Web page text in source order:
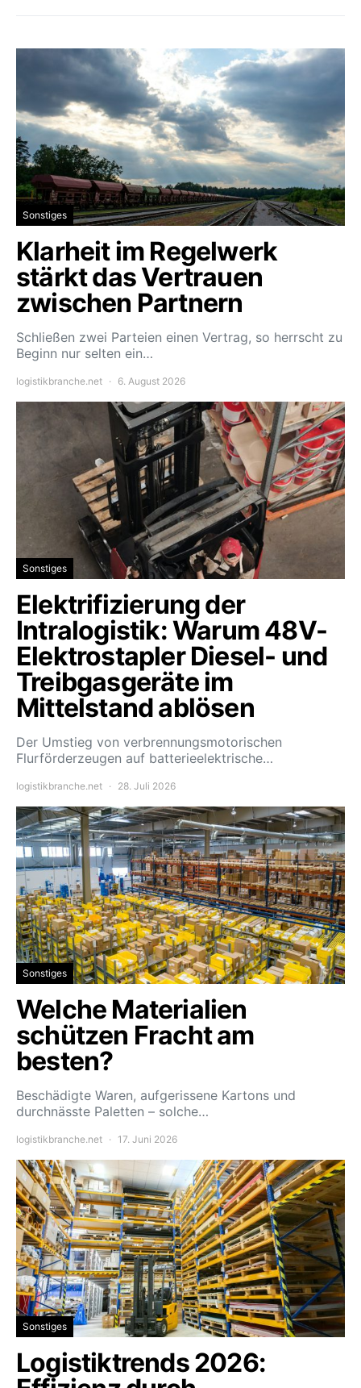
Sonstiges
Klarheit im Regelwerk
stärkt das Vertrauen
zwischen Partnern
Schließen zwei Parteien einen Vertrag, so herrscht zu
Beginn nur selten ein…
logistikbranche.net 6. August 2026
Sonstiges
Elektrifizierung der
Intralogistik: Warum 48V-
Elektrostapler Diesel- und
Treibgasgeräte im
Mittelstand ablösen
Der Umstieg von verbrennungsmotorischen
Flurförderzeugen auf batterieelektrische…
logistikbranche.net 28. Juli 2026
Sonstiges
Welche Materialien
schützen Fracht am
besten?
Beschädigte Waren, aufgerissene Kartons und
durchnässte Paletten – solche…
logistikbranche.net 17. Juni 2026
Sonstiges
Logistiktrends 2026: